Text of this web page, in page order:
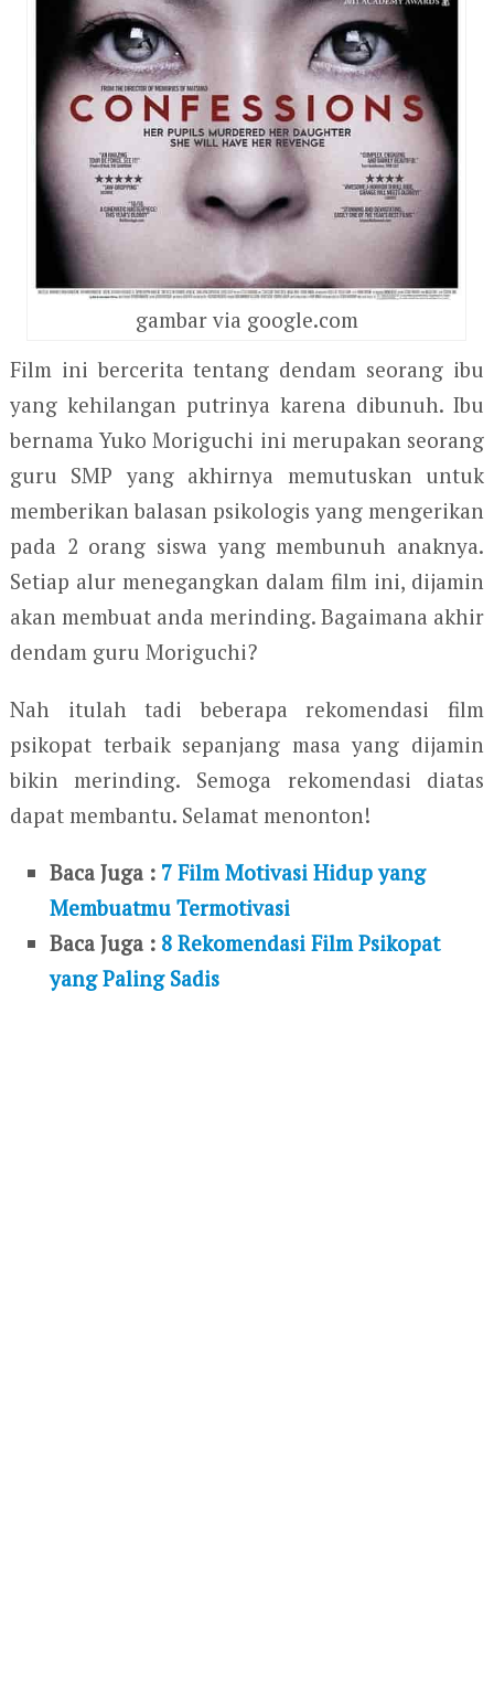
gambar via google.com
Film ini bercerita tentang dendam seorang ibu
yang kehilangan putrinya karena dibunuh. Ibu
bernama Yuko Moriguchi ini merupakan seorang
guru SMP yang akhirnya memutuskan untuk
memberikan balasan psikologis yang mengerikan
pada 2 orang siswa yang membunuh anaknya.
Setiap alur menegangkan dalam film ini, dijamin
akan membuat anda merinding. Bagaimana akhir
dendam guru Moriguchi?
Nah itulah tadi beberapa rekomendasi film
psikopat terbaik sepanjang masa yang dijamin
bikin merinding. Semoga rekomendasi diatas
dapat membantu. Selamat menonton!
Baca Juga : 7 Film Motivasi Hidup yang
Membuatmu Termotivasi
Baca Juga : 8 Rekomendasi Film Psikopat
yang Paling Sadis